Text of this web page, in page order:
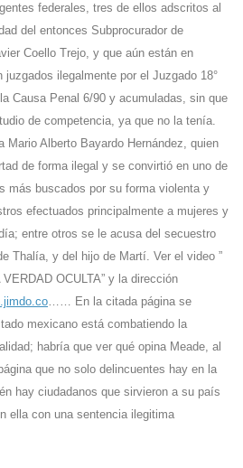
federales, tres de ellos adscritos al
del entonces Subprocurador de
Coello Trejo, y que aún están en
juzgados ilegalmente por el Juzgado 18°
Causa Penal 6/90 y acumuladas, sin que
de competencia, ya que no la tenía.
Mario Alberto Bayardo Hernández, quien
de forma ilegal y se convirtió en uno de
más buscados por su forma violenta y
efectuados principalmente a mujeres y
entre otros se le acusa del secuestro
Thalía, y del hijo de Martí. Ver el video ”
OCULTA” y la dirección
…… En la citada página se
mexicano está combatiendo la
habría que ver qué opina Meade, al
que no solo delincuentes hay en la
hay ciudadanos que sirvieron a su país
ella con una sentencia ilegitima